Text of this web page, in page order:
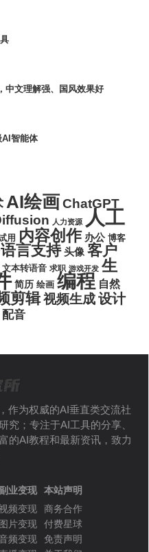
中文理解强、国风效果好
AI智能体
AI绘画ChatGPT
人力资源 人工
用 内容创作 办公 博客
言支持 头像 客户
文本转语音 求职 游戏开发 生
简历 绘画 编程 自然
剪辑视频生成设计
配音
作为权威的AI垂直类交流社
究；专注于AI工具的分享、
的AI教程和最新资讯，致力
业变现
频变现
图片变现
频变现
本站声明
商务合作
付费星球
免责声明